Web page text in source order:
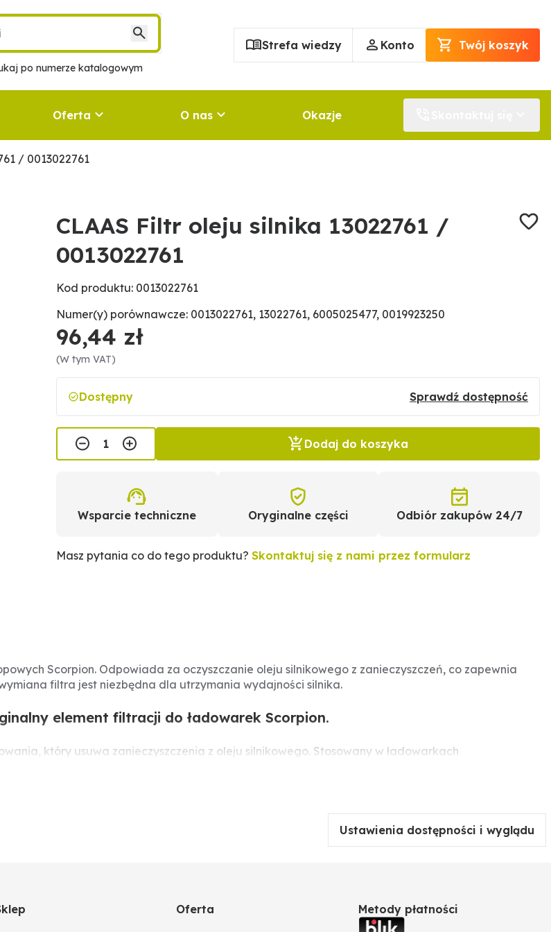
po numerze katalogowym
Strefa wiedzy Konto Twój koszyk
Oferta O nas Okazje
/ 0013022761
CLAAS Filtr oleju silnika 13022761 /
0013022761
Kod produktu: 0013022761
Numer(y) porównawcze: 0013022761, 13022761, 6005025477, 0019923250
96,44 zł
(W tym VAT)
Dostępny Sprawdź dostępność
Dodaj do koszyka
Wsparcie techniczne Oryginalne części Odbiór zakupów 24/7
Masz pytania co do tego produktu?Skontaktuj się z nami przez formularz
Scorpion. Odpowiada za oczyszczanie oleju silnikowego z zanieczyszczeń, co zapewnia
filtra jest niezbędna dla utrzymania wydajności silnika.
element filtracji do ładowarek Scorpion.
który usuwa zanieczyszczenia z oleju silnikowego. Stosowany w ładowarkach
Regularna wymiana filtra gwarantuje długą żywotność jednostki napędowej i niezawodną
Ustawienia dostępności i wyglądu
Oferta Metody płatności